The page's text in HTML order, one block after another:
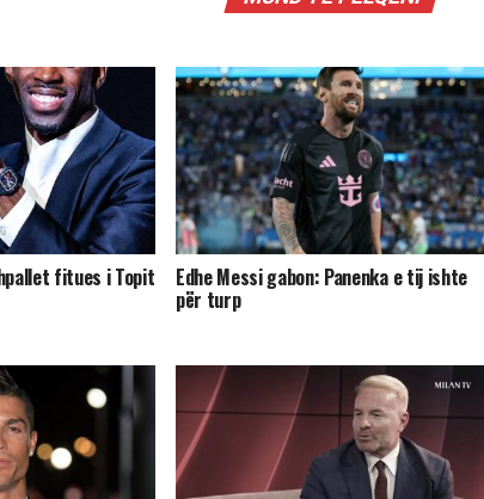
fitues i Topit Edhe Messi gabon: Panenka e tij ishte
për turp